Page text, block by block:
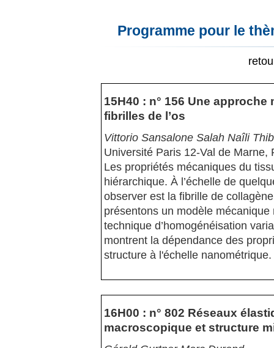
Programme pour le
15H40 : n° 156 Une
fibrilles de l’os
Vittorio Sansalone Salah Naîli
Université Paris 12-Val de Marne,
Les propriétés mécaniques du
hiérarchique. À l’échelle de
observer est la fibrille de
présentons un modèle
technique d’homogénéisation
montrent la dépendance des
structure à l'échelle nanométrique.
16H00 : n° 802 Réseaux
macroscopique et structure